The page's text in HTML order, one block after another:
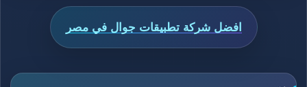
افضل شركة تطبيقات جوال في مصر